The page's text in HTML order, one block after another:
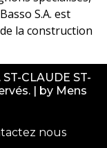
S.A. est
la construction
CLAUDE ST-
| by Mens
nous